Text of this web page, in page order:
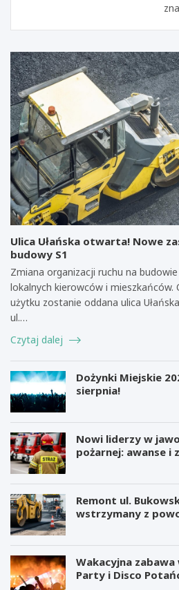
Ulica Ułańska otwarta! Nowe
budowy S1
Zmiana organizacji ruchu na
lokalnych kierowców i mieszkańców.
użytku zostanie oddana ulica
ul.…
Czytaj dalej
Dożynki Miejskie
sierpnia!
Nowi liderzy w
pożarnej: awanse i
Remont ul.
wstrzymany z
Wakacyjna zabawa
Party i Disco